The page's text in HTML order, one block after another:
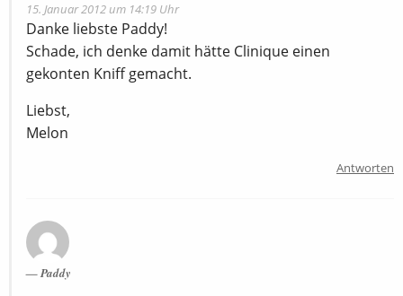
15. Januar 2012 um 14:19 Uhr
Danke liebste Paddy!
Schade, ich denke damit hätte Clinique einen
gekonten Kniff gemacht.
Liebst,
Melon
Antworten
Paddy